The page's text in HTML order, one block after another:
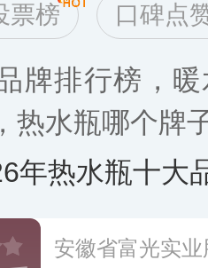
票榜 口碑点
牌排行榜，
热水瓶哪个牌
年热水瓶十大
安徽省富光实